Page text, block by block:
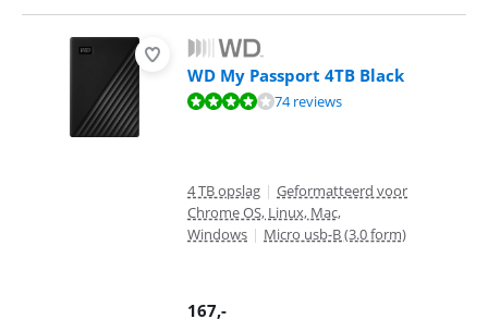
WD My Passport 4TB Black
Beoordeling is 8,3 van de 10, gebaseerd op 74 reviews.
74 reviews
4 TB opslag | Geformatteerd voor
Chrome OS, Linux, Mac,
Windows | Micro usb-B (3.0 form)
167,-